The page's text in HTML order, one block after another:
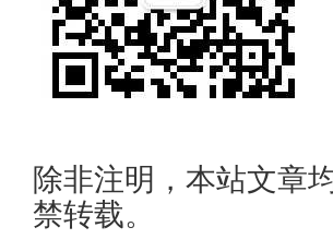
除非注明，本站文章
禁转载。